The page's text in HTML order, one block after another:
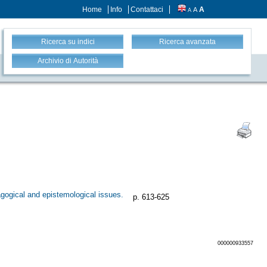
Home Info Contattaci A A A
Ricerca su indici Ricerca avanzata
Archivio di Autorità